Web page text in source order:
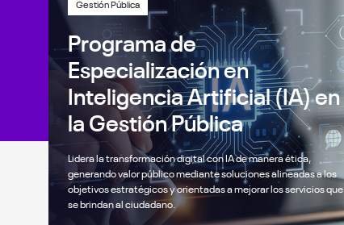
Gestión Pública
Programa de
Especialización en
Inteligencia Artificial (IA) en
la Gestión Pública
Lidera la transformación digital con IA de manera ética,
generando valor público mediante soluciones alineadas a los
objetivos estratégicos y orientadas a mejorar los servicios que
se brindan al ciudadano.